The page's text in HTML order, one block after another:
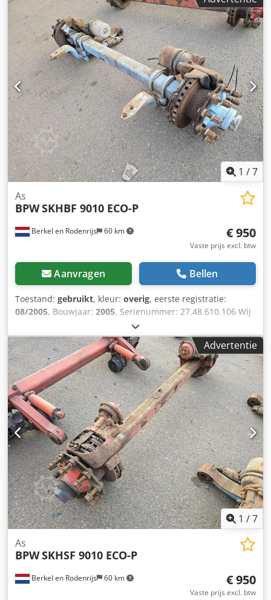
1 /7
Berkel en Rodenrijs 60 km
As
BPWSKHBF 9010 ECO-P
€ 950
Vaste prijs excl. btw
Aanvragen Bellen
Toestand: gebruikt, kleur: overig, eerste registratie:
08/2005, Bouwjaar: 2005, Serienummer: 27.48.610.106 Wij
hebben meer dan 100 assen op voorraad. Chedpfx Abjzrr S
Hofea Neem contact met ons op als u niet kunt vinden wat
u zoekt.
Advertentie
1 /7
Berkel en Rodenrijs 60 km
As
BPWSKHSF 9010 ECO-P
€ 950
Vaste prijs excl. btw